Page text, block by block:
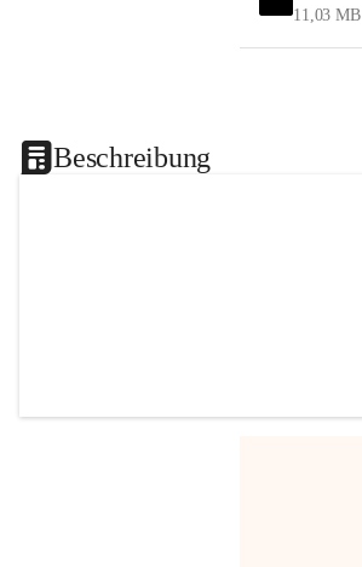
11,03 MB
Beschreibung